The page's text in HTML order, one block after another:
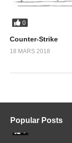
0
Counter-Strike
18 MARS 2018
Popular Posts